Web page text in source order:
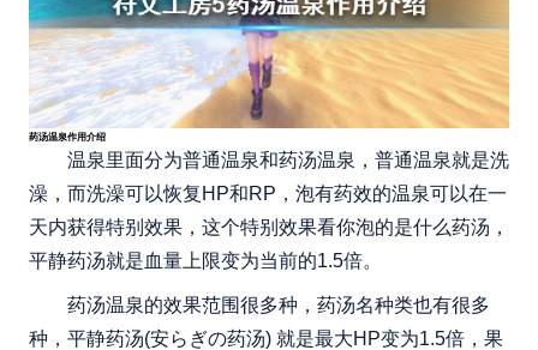
药汤温泉作用介绍
温泉里面分为普通温泉和药汤温泉，普通温泉就是洗
澡，而洗澡可以恢复HP和RP，泡有药效的温泉可以在一
天内获得特别效果，这个特别效果看你泡的是什么药汤，
平静药汤就是血量上限变为当前的1.5倍。
药汤温泉的效果范围很多种，药汤名种类也有很多
种，平静药汤(安らぎの药汤) 就是最大HP变为1.5倍，果